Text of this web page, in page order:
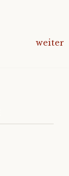
weiter